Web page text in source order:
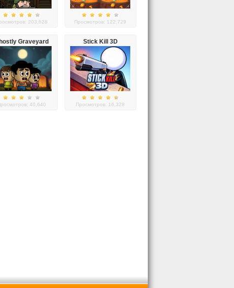
203,628 Просмотров: 122,729
Graveyard
Special
40,640
Stick Kill 3D
Просмотров: 16,328